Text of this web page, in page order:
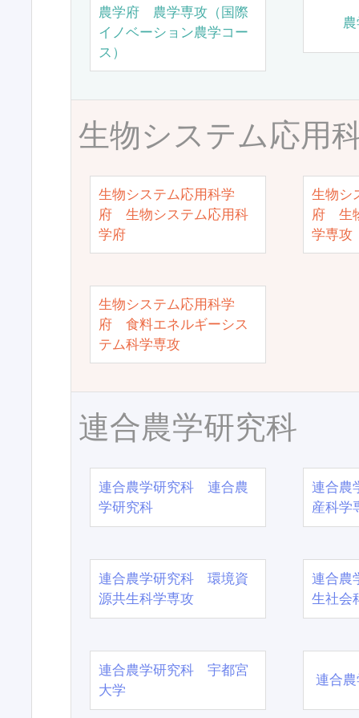
農学府 農学専攻（国際
イノベーション農学コー
ス）
生物システム応用
生物システム応用科学
府 生物システム応用科
学府
生物シ
府 生
学専攻
生物システム応用科学
府 食料エネルギーシス
テム科学専攻
連合農学研究科
連合農学研究科 連合農
学研究科
連合農
産科学
連合農学研究科 環境資
源共生科学専攻
連合農
生社会
連合農学研究科 宇都宮
大学
連合